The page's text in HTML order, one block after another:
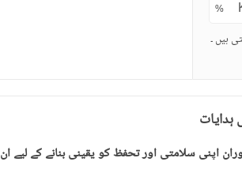
%
ہیں ۔
ہدایات
اپنی سلامتی اور تحفظ کو یقینی بنانے کے لیے ان